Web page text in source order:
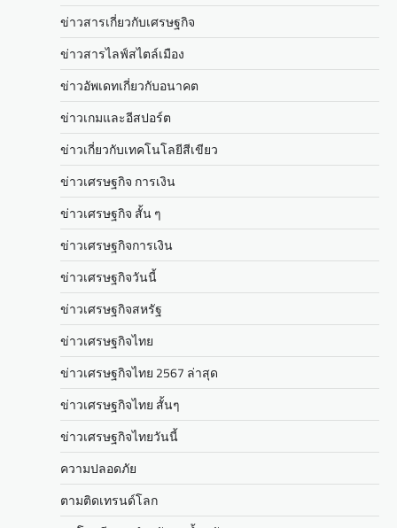
ข่าวสารเกี่ยวกับเศรษฐกิจ
ข่าวสารไลฟ์สไตล์เมือง
ข่าวอัพเดทเกี่ยวกับอนาคต
ข่าวเกมและอีสปอร์ต
ข่าวเกี่ยวกับเทคโนโลยีสีเขียว
ข่าวเศรษฐกิจ การเงิน
ข่าวเศรษฐกิจ สั้น ๆ
ข่าวเศรษฐกิจการเงิน
ข่าวเศรษฐกิจวันนี้
ข่าวเศรษฐกิจสหรัฐ
ข่าวเศรษฐกิจไทย
ข่าวเศรษฐกิจไทย 2567 ล่าสุด
ข่าวเศรษฐกิจไทย สั้นๆ
ข่าวเศรษฐกิจไทยวันนี้
ความปลอดภัย
ตามติดเทรนด์โลก